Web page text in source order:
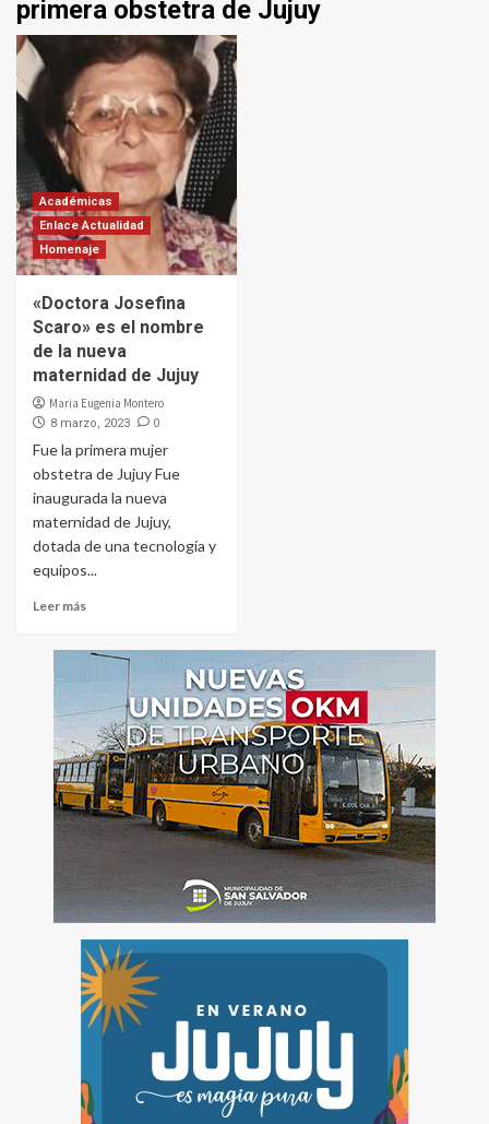
primera obstetra de Jujuy
Académicas
Enlace Actualidad
Homenaje
«Doctora Josefina
Scaro» es el nombre
de la nueva
maternidad de Jujuy
Maria Eugenia Montero
8 marzo, 2023 0
Fue la primera mujer
obstetra de Jujuy Fue
inaugurada la nueva
maternidad de Jujuy,
dotada de una tecnología y
equipos...
Leer más